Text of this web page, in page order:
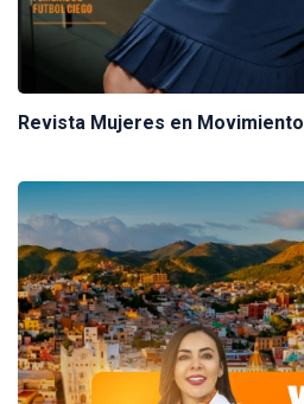
Revista Mujeres en Movimiento